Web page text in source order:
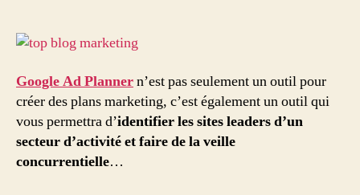
Google
Ad
planner
Google Ad Plannern’est pas seulement un outil pour
créer des plans marketing, c’est également un outil qui
vous permettra d’identifier les sites leaders d’un
secteur d’activité et faire de la veille
concurrentielle…